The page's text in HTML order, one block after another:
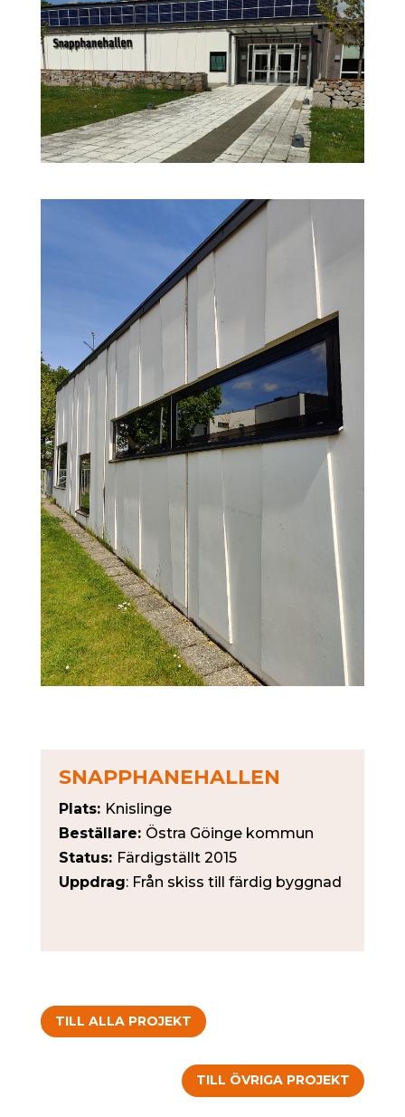
SNAPPHANEHALLEN
Plats: Knislinge
Beställare: Östra Göinge kommun
Status: Färdigställt 2015
Uppdrag: Från skiss till färdig byggnad
TILL ALLA PROJEKT
TILL ÖVRIGA PROJEKT